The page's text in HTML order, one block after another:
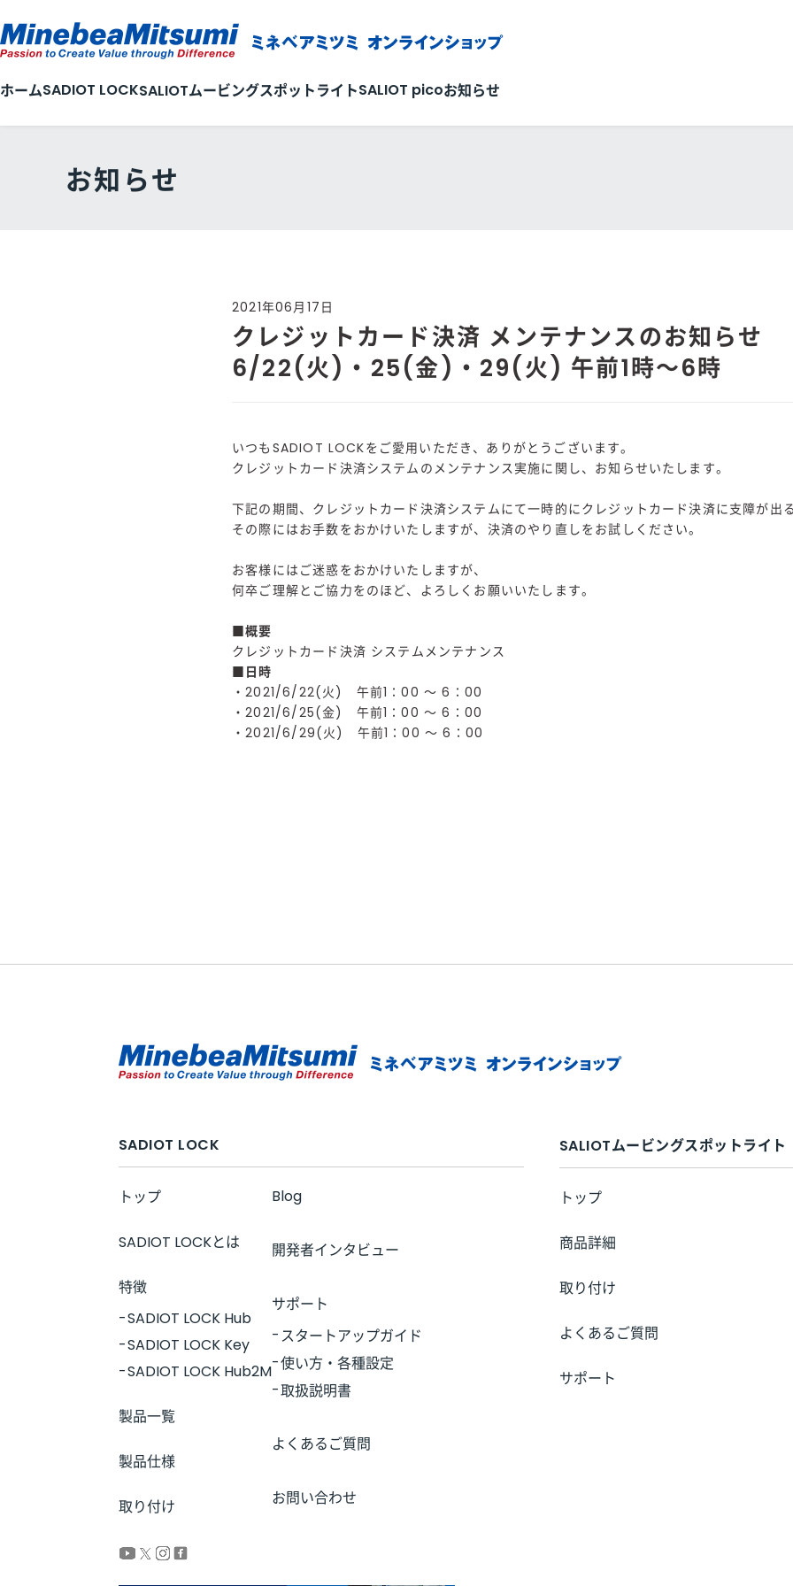
ホームSADIOT LOCKSALIOTムービングスポットライトSALIOT picoお知らせ
お知らせ
2021年06月17日
クレジットカード決済 メンテナンスのお知らせ
6/22(火)・25(金)・29(火) 午前1時～6時
いつもSADIOT LOCKをご愛用いただき、ありがとうございます。
クレジットカード決済システムのメンテナンス実施に関し、お知らせいたします。
下記の期間、クレジットカード決済システムにて一時的にクレジットカード決済に支障が出
その際にはお手数をおかけいたしますが、決済のやり直しをお試しください。
お客様にはご迷惑をおかけいたしますが、
何卒ご理解とご協力をのほど、よろしくお願いいたします。
■概要
クレジットカード決済 システムメンテナンス
■日時
・2021/6/22(火) 午前1：00 ～ 6：00
・2021/6/25(金) 午前1：00 ～ 6：00
・2021/6/29(火) 午前1：00 ～ 6：00
SADIOT LOCK
トップ
SADIOT LOCKとは
特徴
SADIOT LOCK Hub
SADIOT LOCK Key
SADIOT LOCK Hub2M
製品一覧
製品仕様
取り付け
Blog
開発者インタビュー
サポート
スタートアップガイド
使い方・各種設定
取扱説明書
よくあるご質問
お問い合わせ
SALIOTムービングスポットライト
トップ
商品詳細
取り付け
よくあるご質問
サポート